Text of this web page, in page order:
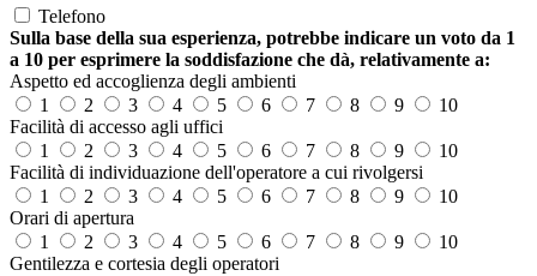
Telefono
Sulla base della sua esperienza, potrebbe indicare un voto da 1
a 10 per esprimere la soddisfazione che dà, relativamente a:
Aspetto ed accoglienza degli ambienti
1
2 3 4 5 6 7 8 9
10
Facilità di accesso agli uffici
1
2 3 4 5 6 7 8 9
10
Facilità di individuazione dell'operatore a cui rivolgersi
1
2 3 4 5 6 7 8 9
10
Orari di apertura
1
2 3 4 5 6 7 8 9
10
Gentilezza e cortesia degli operatori